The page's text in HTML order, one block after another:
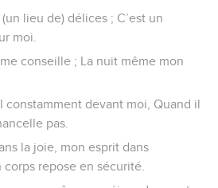
lieu de) délices ; C’est un
moi.
conseille ; La nuit même mon
constamment devant moi, Quand il
pas.
la joie, mon esprit dans
corps repose en sécurité.